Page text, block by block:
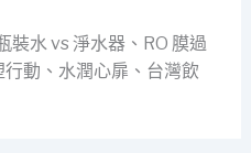
裝水 vs 淨水器、RO 膜過
動、水潤心扉、台灣飲